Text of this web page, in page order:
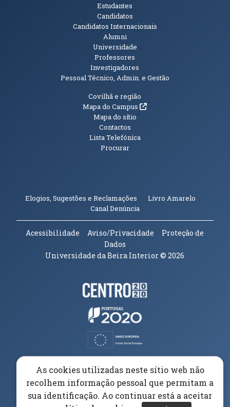
Estudantes
Candidatos
Candidatos Internacionais
Alumni
Universidade
Professores
Investigadores
Pessoal Técnico, Admin. e Gestão
Informações Adicionais
Covilhã e região
Mapa do Campus(abre em nova janela)
Mapa do sítio
Contactos
Lista Telefónica
Procurar
Elogios, Sugestões e Reclamações Livro Amarelo
Canal Denúncia(abre em nova janela)
Acessibilidade Aviso/Privacidade
Proteção de
Dados
Universidade da Beira Interior© 2026
Parceiros e Financiadores
(abre em nova janela)
As cookies utilizadas neste sítio web não
recolhem informação pessoal que permitam a
sua identificação. Ao continuar está a aceitar